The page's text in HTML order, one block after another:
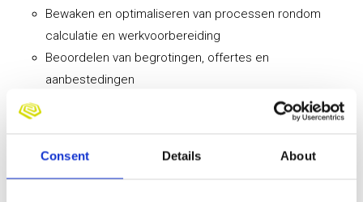
Consent Details About
Bewaken en optimaliseren van processen rondom
calculatie en werkvoorbereiding
Beoordelen van begrotingen, offertes en
aanbestedingen
Signaleren van commerciële kansen, risico’s en